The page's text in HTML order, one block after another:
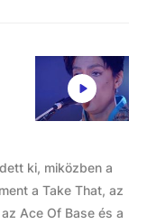
ki, miközben a
a Take That, az
Ace Of Base és a